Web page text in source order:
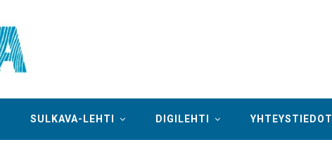
SULKAVA-LEHTI DIGILEHTI YHTEYSTIEDOT